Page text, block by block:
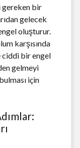
gereken bir
gelecek
oluşturur.
karşısında
ciddi bir engel
gelmeyi
için